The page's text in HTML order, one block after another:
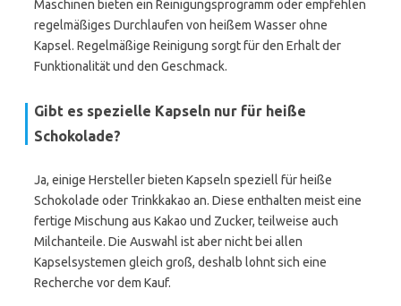
Maschinen bieten ein Reinigungsprogramm oder empfehlen
regelmäßiges Durchlaufen von heißem Wasser ohne
Kapsel. Regelmäßige Reinigung sorgt für den Erhalt der
Funktionalität und den Geschmack.
Gibt es spezielle Kapseln nur für heiße
Schokolade?
Ja, einige Hersteller bieten Kapseln speziell für heiße
Schokolade oder Trinkkakao an. Diese enthalten meist eine
fertige Mischung aus Kakao und Zucker, teilweise auch
Milchanteile. Die Auswahl ist aber nicht bei allen
Kapselsystemen gleich groß, deshalb lohnt sich eine
Recherche vor dem Kauf.